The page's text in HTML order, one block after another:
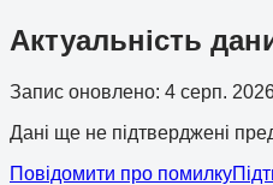
Актуальність
Запис оновлено: 4 серп.
Дані ще не підтверджені
Повідомити про помилку